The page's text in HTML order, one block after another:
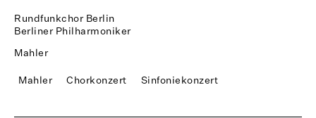
Rundfunkchor Berlin
Berliner Philharmoniker
Mahler
Mahler Chorkonzert Sinfoniekonzert